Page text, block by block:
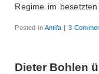
Regime im
Posted inAntifa | 3
Dieter Bohlen